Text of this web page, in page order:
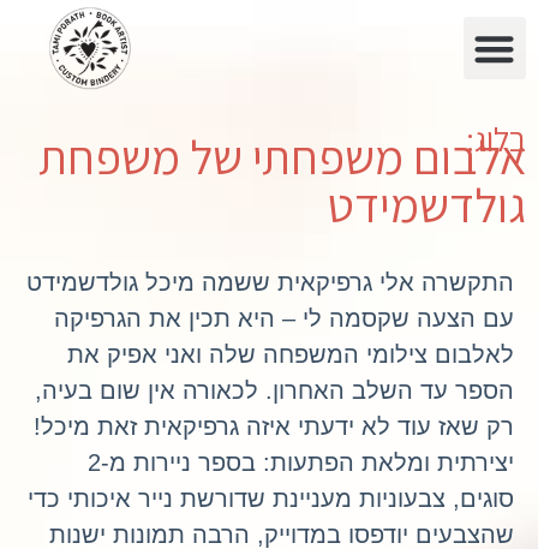
בלוג:
אלבום משפחתי של משפחת
גולדשמידט
התקשרה אלי גרפיקאית ששמה מיכל גולדשמידט
עם הצעה שקסמה לי – היא תכין את הגרפיקה
לאלבום צילומי המשפחה שלה ואני אפיק את
הספר עד השלב האחרון. לכאורה אין שום בעיה,
רק שאז עוד לא ידעתי איזה גרפיקאית זאת מיכל!
יצירתית ומלאת הפתעות: בספר ניירות מ-2
סוגים, צבעוניות מעניינת שדורשת נייר איכותי כדי
שהצבעים יודפסו במדוייק, הרבה תמונות ישנות